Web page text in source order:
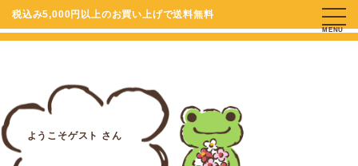
税込み5,000円以上のお買い上げで送料無料
ようこそゲスト さん
MENU